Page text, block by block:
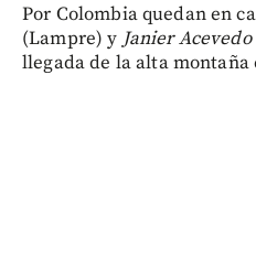
Por Colombia quedan en
(Lampre) y Janier Acevedo
llegada de la alta montaña